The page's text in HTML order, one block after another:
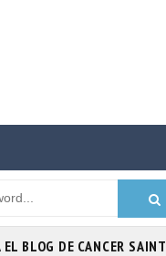
BLOG DE CANCER SAINT